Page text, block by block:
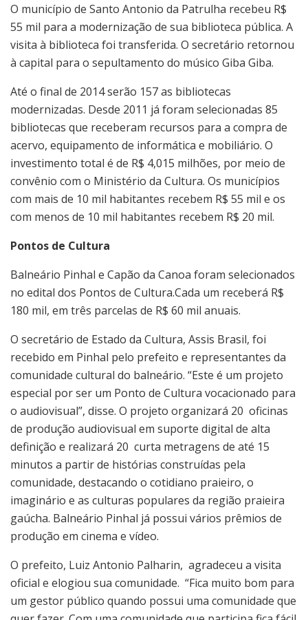
O município de Santo Antonio da Patrulha recebeu R$
55 mil para a modernização de sua biblioteca pública. A
visita à biblioteca foi transferida. O secretário retornou
à capital para o sepultamento do músico Giba Giba.
Até o final de 2014 serão 157 as bibliotecas
modernizadas. Desde 2011 já foram selecionadas 85
bibliotecas que receberam recursos para a compra de
acervo, equipamento de informática e mobiliário. O
investimento total é de R$ 4,015 milhões, por meio de
convênio com o Ministério da Cultura. Os municípios
com mais de 10 mil habitantes recebem R$ 55 mil e os
com menos de 10 mil habitantes recebem R$ 20 mil.
Pontos de Cultura
Balneário Pinhal e Capão da Canoa foram selecionados
no edital dos Pontos de Cultura.Cada um receberá R$
180 mil, em três parcelas de R$ 60 mil anuais.
O secretário de Estado da Cultura, Assis Brasil, foi
recebido em Pinhal pelo prefeito e representantes da
comunidade cultural do balneário. “Este é um projeto
especial por ser um Ponto de Cultura vocacionado para
o audiovisual”, disse. O projeto organizará 20 oficinas
de produção audiovisual em suporte digital de alta
definição e realizará 20 curta metragens de até 15
minutos a partir de histórias construídas pela
comunidade, destacando o cotidiano praieiro, o
imaginário e as culturas populares da região praieira
gaúcha. Balneário Pinhal já possui vários prêmios de
produção em cinema e vídeo.
O prefeito, Luiz Antonio Palharin, agradeceu a visita
oficial e elogiou sua comunidade. “Fica muito bom para
um gestor público quando possui uma comunidade que